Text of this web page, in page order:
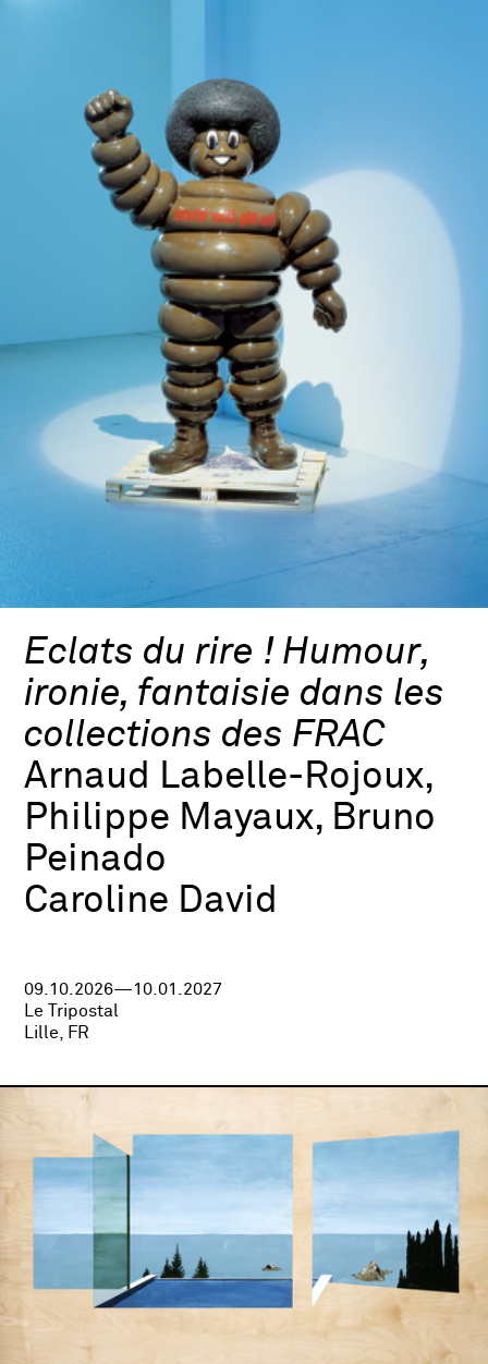
Eclats du rire ! Humour,
ironie, fantaisie dans les
collections des FRAC
Arnaud Labelle-Rojoux,
Philippe Mayaux, Bruno
Peinado
Caroline David
09.10.2026—10.01.2027
Le Tripostal
Lille, FR